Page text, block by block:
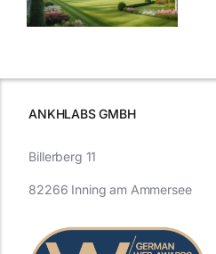
Entwicklung
ANKHLABS GMBH
Billerberg 11
82266 Inning am Ammersee